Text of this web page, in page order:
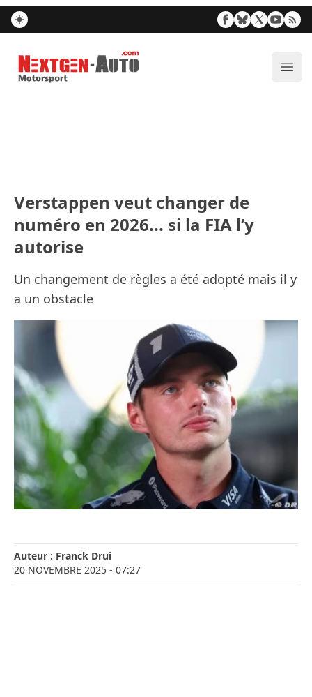
Nextgen-Auto.com
Verstappen veut changer de
numéro en 2026... si la FIA l’y
autorise
Un changement de règles a été adopté mais il y
a un obstacle
Auteur : Franck Drui
20 NOVEMBRE 2025 - 07:27